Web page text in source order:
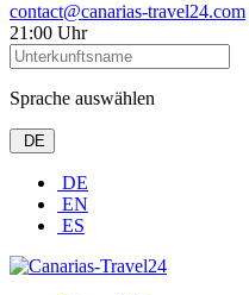
contact@canarias-travel24.com
21:00 Uhr
Sprache auswählen
DE
DE
EN
ES